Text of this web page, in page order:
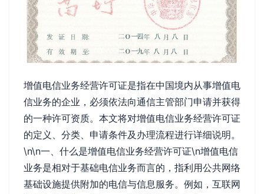
增值电信业务经营许可证是指在中国境内从事增值电
信业务的企业，必须依法向通信主管部门申请并获得
的一种许可资质。本文将对增值电信业务经营许可证
的定义、分类、申请条件及办理流程进行详细说明。
\n\n一、什么是增值电信业务经营许可证\n增值电信
业务是相对于基础电信业务而言的，指利用公共网络
基础设施提供附加的电信与信息服务。例如，互联网